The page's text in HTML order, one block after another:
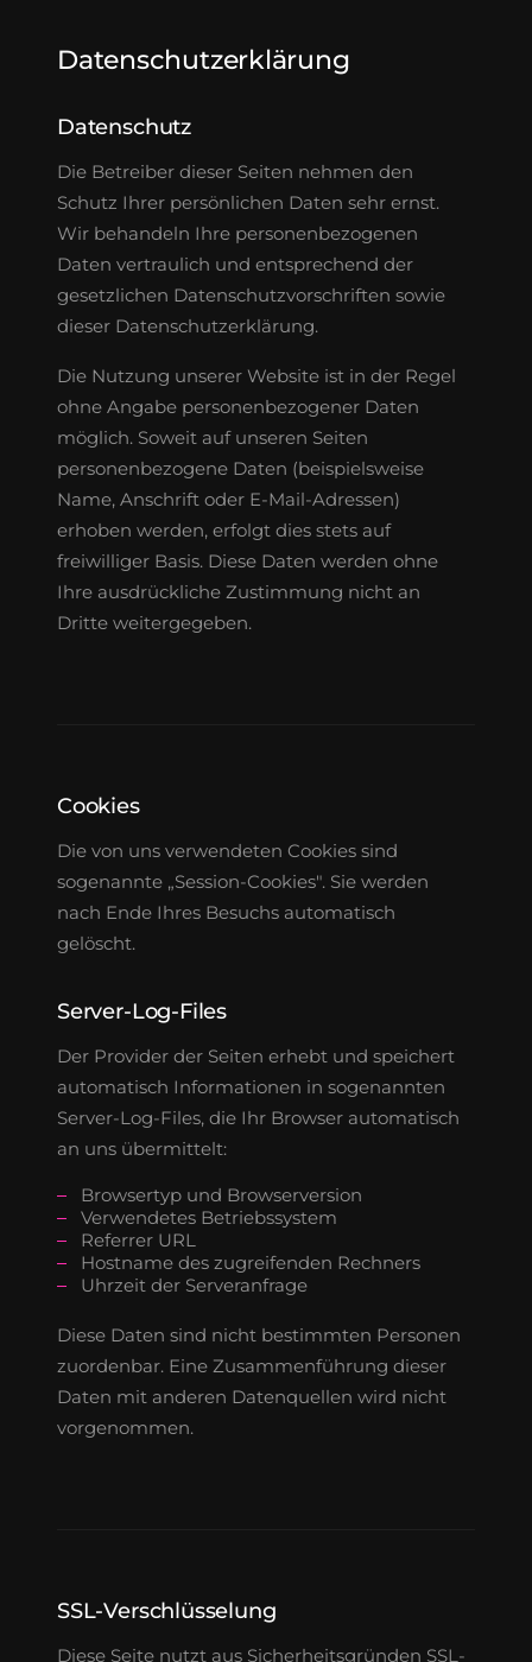
Datenschutzerklärung
Datenschutz
Die Betreiber dieser Seiten nehmen den
Schutz Ihrer persönlichen Daten sehr ernst.
Wir behandeln Ihre personenbezogenen
Daten vertraulich und entsprechend der
gesetzlichen Datenschutzvorschriften sowie
dieser Datenschutzerklärung.
Die Nutzung unserer Website ist in der Regel
ohne Angabe personenbezogener Daten
möglich. Soweit auf unseren Seiten
personenbezogene Daten (beispielsweise
Name, Anschrift oder E-Mail-Adressen)
erhoben werden, erfolgt dies stets auf
freiwilliger Basis. Diese Daten werden ohne
Ihre ausdrückliche Zustimmung nicht an
Dritte weitergegeben.
Cookies
Die von uns verwendeten Cookies sind
sogenannte „Session-Cookies". Sie werden
nach Ende Ihres Besuchs automatisch
gelöscht.
Server-Log-Files
Der Provider der Seiten erhebt und speichert
automatisch Informationen in sogenannten
Server-Log-Files, die Ihr Browser automatisch
an uns übermittelt:
Browsertyp und Browserversion
Verwendetes Betriebssystem
Referrer URL
Hostname des zugreifenden Rechners
Uhrzeit der Serveranfrage
Diese Daten sind nicht bestimmten Personen
zuordenbar. Eine Zusammenführung dieser
Daten mit anderen Datenquellen wird nicht
vorgenommen.
SSL-Verschlüsselung
Diese Seite nutzt aus Sicherheitsgründen SSL-